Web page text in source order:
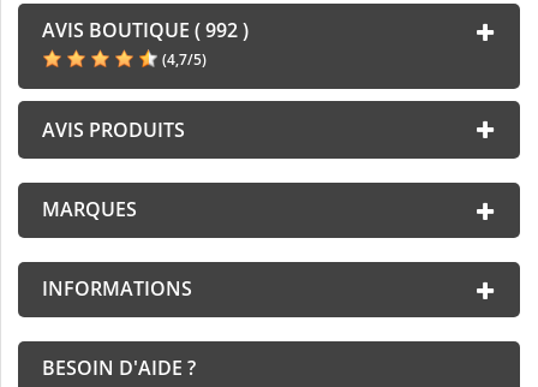
AVIS BOUTIQUE ( 992 )
(4,7/5)
AVIS PRODUITS
MARQUES
INFORMATIONS
BESOIN D'AIDE ?